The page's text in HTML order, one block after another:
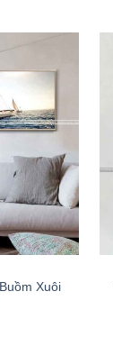
Xuôi